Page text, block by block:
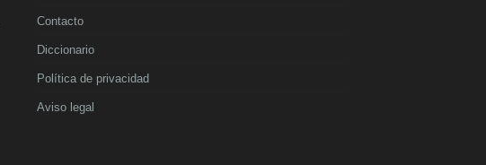
Contacto
Diccionario
Política de privacidad
Aviso legal